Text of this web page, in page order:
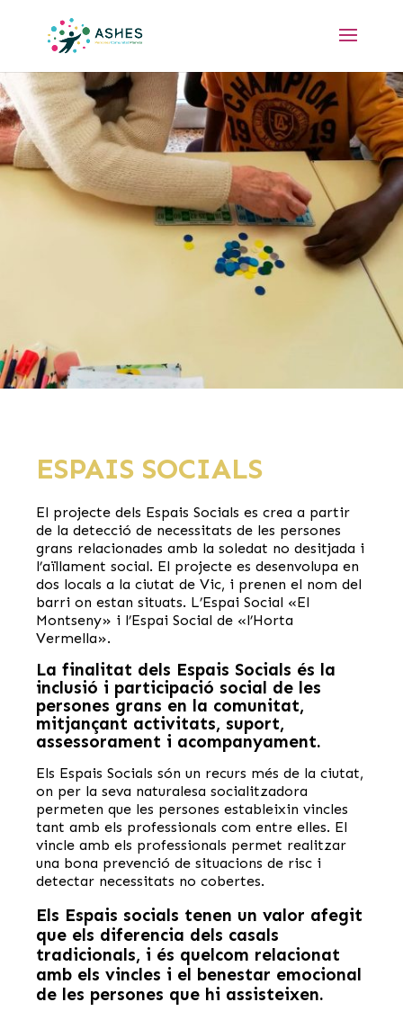
ESPAIS SOCIALS
El projecte dels Espais Socials es crea a partir
de la detecció de necessitats de les persones
grans relacionades amb la soledat no desitjada i
l’aïllament social. El projecte es desenvolupa en
dos locals a la ciutat de Vic, i prenen el nom del
barri on estan situats. L’Espai Social «El
Montseny» i l’Espai Social de «l’Horta
Vermella».
La finalitat dels Espais Socials és la
inclusió i participació social de les
persones grans en la comunitat,
mitjançant activitats, suport,
assessorament i acompanyament.
Els Espais Socials són un recurs més de la ciutat,
on per la seva naturalesa socialitzadora
permeten que les persones estableixin vincles
tant amb els professionals com entre elles. El
vincle amb els professionals permet realitzar
una bona prevenció de situacions de risc i
detectar necessitats no cobertes.
Els Espais socials tenen un valor afegit
que els diferencia dels casals
tradicionals, i és quelcom relacionat
amb els vincles i el benestar emocional
de les persones que hi assisteixen.